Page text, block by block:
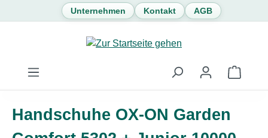
Zum Hauptinhalt springen
Unternehmen Kontakt AGB
Handschuhe OX-ON Garden